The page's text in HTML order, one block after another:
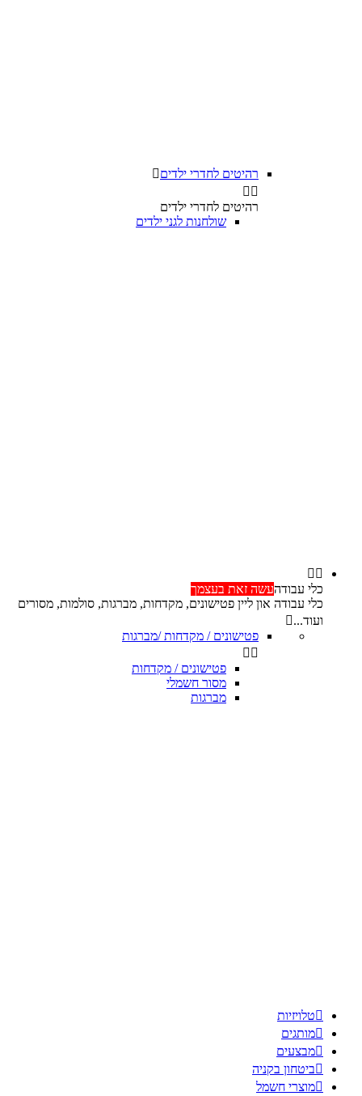
רהיטים לחדרי ילדים
 
רהיטים לחדרי ילדים
שולחנות לגני ילדים
 
כלי עבודהעשה זאת בעצמך
כלי עבודה און ליין פטישונים, מקדחות, מברגות, סולמות, מסורים
ועוד...
פטישונים / מקדחות /מברגות
 
פטישונים / מקדחות
מסור חשמלי
מברגות
טלויזיות
מותגים
מבצעים
ביטחון בקניה
מוצרי חשמל